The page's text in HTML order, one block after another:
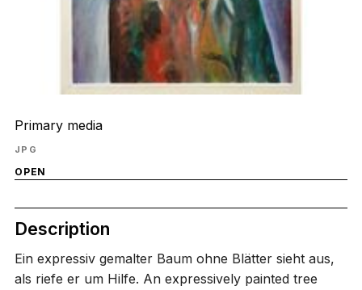
Primary media
JPG
OPEN
Description
Ein expressiv gemalter Baum ohne Blätter sieht aus,
als riefe er um Hilfe. An expressively painted tree